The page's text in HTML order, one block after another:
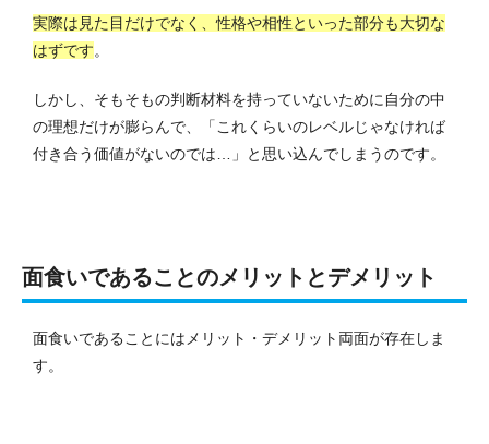
実際は見た目だけでなく、性格や相性といった部分も大切な
はずです。
しかし、そもそもの判断材料を持っていないために自分の中
の理想だけが膨らんで、「これくらいのレベルじゃなければ
付き合う価値がないのでは…」と思い込んでしまうのです。
面食いであることのメリットとデメリット
面食いであることにはメリット・デメリット両面が存在しま
す。